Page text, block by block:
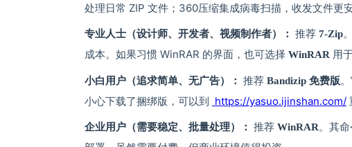
处理日常 ZIP 文件；360压缩集成病毒扫描，收发文件更安
专业人士（设计师、开发者、视频制作者）： 推荐 7-Zip
成本。如果习惯 WinRAR 的界面，也可选择 WinRAR 用
小白用户（追求简单、无广告）： 推荐 Bandizip 免费版
小心下载了捆绑版，可以到 https://yasuo.ijinshan.com/
企业用户（需要稳定、批量处理）： 推荐 WinRAR。其